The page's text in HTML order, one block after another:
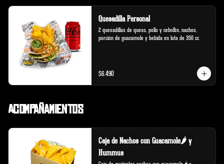
Quesadilla Personal
2 quesadillas de queso, pollo y cebollín, nachos,
porción de guacamole y bebida en lata de 350 cc
$6.490
Acompañamientos
Caja de Nachos con Guacamole🌶️ y
Hummus